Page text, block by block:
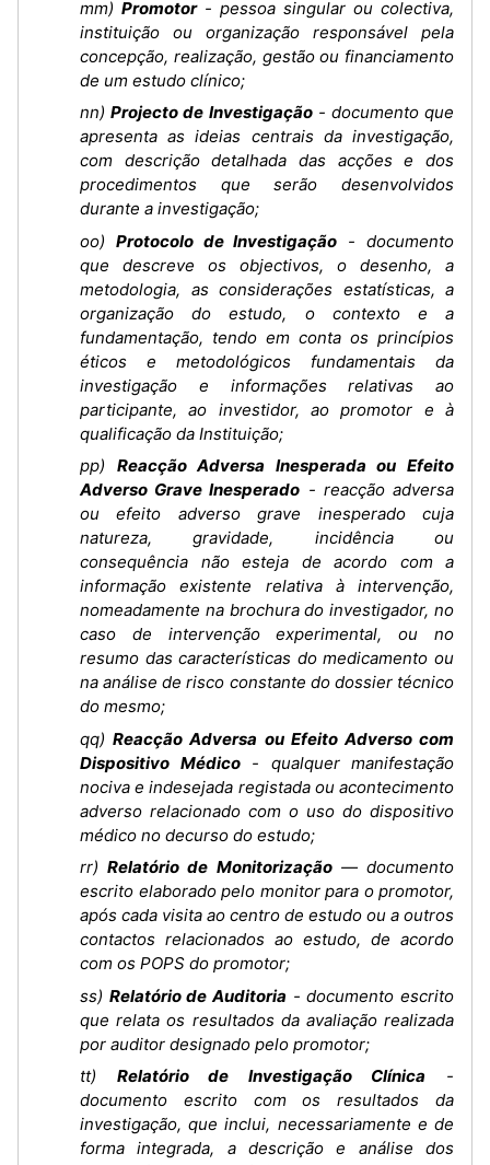
mm) Promotor- pessoa singular ou colectiva,
instituição ou organização responsável pela
concepção, realização, gestão ou financiamento
de um estudo clínico;
nn)Projecto de Investigação- documento que
apresenta as ideias centrais da investigação,
com descrição detalhada das acções e dos
procedimentos que serão desenvolvidos
durante a investigação;
oo) Protocolo de Investigação - documento
que descreve os objectivos, o desenho, a
metodologia, as considerações estatísticas, a
organização do estudo, o contexto e a
fundamentação, tendo em conta os princípios
éticos e metodológicos fundamentais da
investigação e informações relativas ao
participante, ao investidor, ao promotor e à
qualificação da Instituição;
pp) Reacção Adversa Inesperada ou Efeito
Adverso Grave Inesperado - reacção adversa
ou efeito adverso grave inesperado cuja
natureza, gravidade, incidência ou
consequência não esteja de acordo com a
informação existente relativa à intervenção,
nomeadamente na brochura do investigador, no
caso de intervenção experimental, ou no
resumo das características do medicamento ou
na análise de risco constante do dossier técnico
do mesmo;
qq)Reacção Adversa ou Efeito Adverso com
Dispositivo Médico- qualquer manifestação
nociva e indesejada registada ou acontecimento
adverso relacionado com o uso do dispositivo
médico no decurso do estudo;
rr)Relatório de Monitorização— documento
escrito elaborado pelo monitor para o promotor,
após cada visita ao centro de estudo ou a outros
contactos relacionados ao estudo, de acordo
com os POPS do promotor;
ss) Relatório de Auditoria - documento escrito
que relata os resultados da avaliação realizada
por auditor designado pelo promotor;
tt) Relatório de Investigação Clínica -
documento escrito com os resultados da
investigação, que inclui, necessariamente e de
forma integrada, a descrição e análise dos